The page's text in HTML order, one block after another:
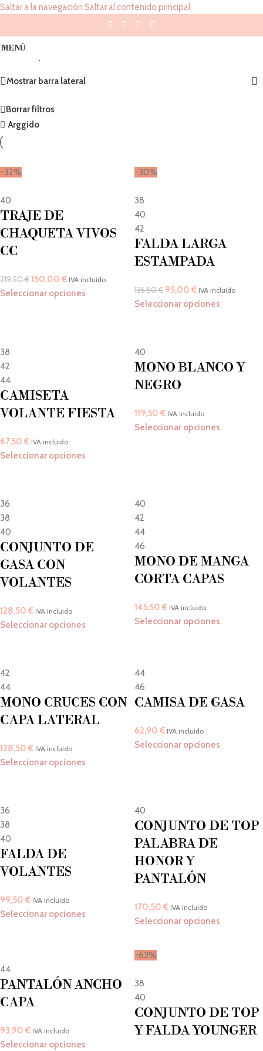
Saltar a la navegación Saltar al contenido principal
MENÚ
Mostrar barra lateral
Borrar filtros
Arggido
-32%
40
TRAJE DE
CHAQUETA VIVOS
CC
219,50€150,00 € IVA incluido
Seleccionar opciones
-30%
38
40
42
FALDA LARGA
ESTAMPADA
135,50€ 95,00 € IVA incluido
Seleccionar opciones
38
42
44
CAMISETA
VOLANTE FIESTA
67,50 € IVA incluido
Seleccionar opciones
40
MONO BLANCO Y
NEGRO
119,50 € IVA incluido
Seleccionar opciones
36
38
40
CONJUNTO DE
GASA CON
VOLANTES
128,50 € IVA incluido
Seleccionar opciones
40
42
44
46
MONO DE MANGA
CORTA CAPAS
145,50 € IVA incluido
Seleccionar opciones
42
44
MONO CRUCES CON
CAPA LATERAL
128,50 € IVA incluido
Seleccionar opciones
44
46
CAMISA DE GASA
62,90 € IVA incluido
Seleccionar opciones
36
38
40
FALDA DE
VOLANTES
99,50 € IVA incluido
Seleccionar opciones
40
CONJUNTO DE TOP
PALABRA DE
HONOR Y
PANTALÓN
170,50 € IVA incluido
Seleccionar opciones
44
PANTALÓN ANCHO
CAPA
93,90 € IVA incluido
Seleccionar opciones
-63%
38
40
CONJUNTO DE TOP
Y FALDA YOUNGER